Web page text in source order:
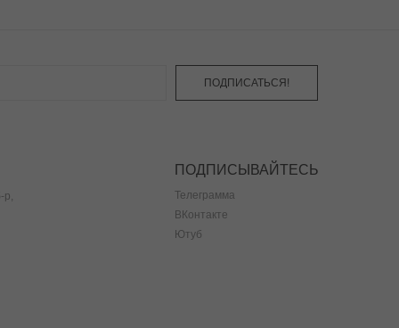
ПОДПИСАТЬСЯ!
ПОДПИСЫВАЙТЕСЬ
р,
Телеграмма
ВКонтакте
Ютуб